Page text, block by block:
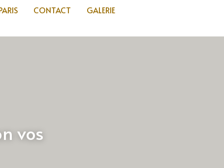
CONTACT GALERIE
CONTACT GALERIE
vos